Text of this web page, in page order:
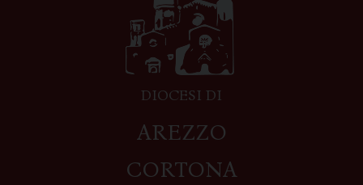
DIOCESI DI
AREZZO
CORTONA